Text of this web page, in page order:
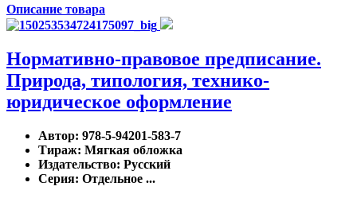
Описание товара
Нормативно-правовое предписание.
Природа, типология, технико-
юридическое оформление
Автор: 978-5-94201-583-7
Тираж: Мягкая обложка
Издательство: Русский
Серия: Отдельное ...